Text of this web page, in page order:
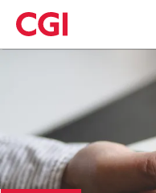
Skip
to
main